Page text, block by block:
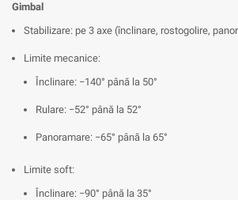
Gimbal
Stabilizare: pe 3 axe (înclinare, rostogolire,
Limite mecanice:
Înclinare: −140° până la 50°
Rulare: −52° până la 52°
Panoramare: −65° până la 65°
Limite soft:
Înclinare: −90° până la 35°